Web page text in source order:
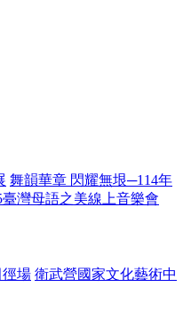
舞韻華章 閃耀無垠─114年
臺灣母語之美線上音樂會
場 衛武營國家文化藝術中